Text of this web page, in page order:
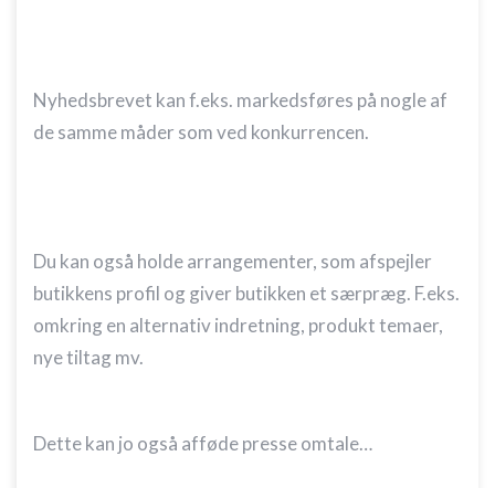
Nyhedsbrevet kan f.eks. markedsføres på nogle af
de samme måder som ved konkurrencen.
Du kan også holde arrangementer, som afspejler
butikkens profil og giver butikken et særpræg. F.eks.
omkring en alternativ indretning, produkt temaer,
nye tiltag mv.
Dette kan jo også afføde presse omtale…